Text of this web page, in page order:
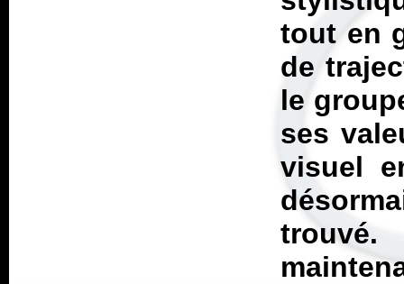
tout en
de
le
ses
visuel